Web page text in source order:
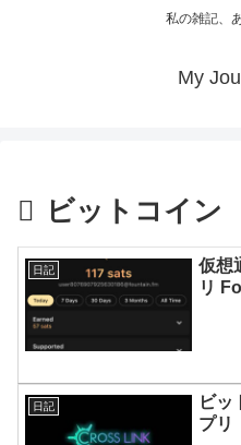
私の雑記、
My
ビットコイン
日記
仮想
リ
日記
ビッ
プリ